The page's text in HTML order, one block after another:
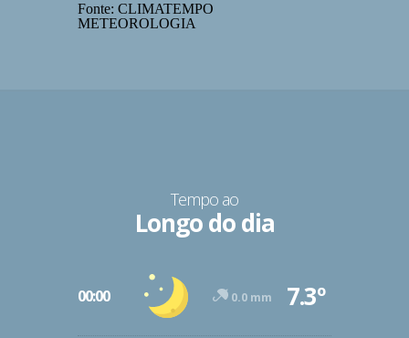
Fonte: CLIMATEMPO
METEOROLOGIA
Tempo ao
Longo do dia
00:00 0.0 mm 7.3º